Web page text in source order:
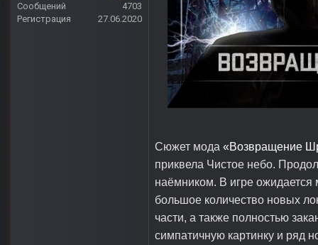
Сообщений
4703
Регистрация
27.06.2020
Сюжет мода «Возвращение
приквела Чистое небо.
наёмником. В игре ожидается
большое количество новых
части, а также полностью
симпатичную картинку и ряд